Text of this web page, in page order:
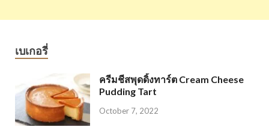
เบเกอรี่
ครีมชีสพุดดิ้งทาร์ต Cream Cheese
Pudding Tart
October 7, 2022